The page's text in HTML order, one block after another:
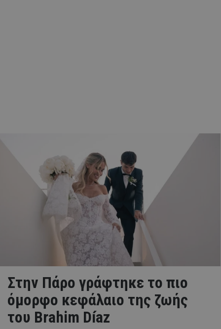
Στην Πάρο γράφτηκε το πιο
όμορφο κεφάλαιο της ζωής
του Brahim Díaz